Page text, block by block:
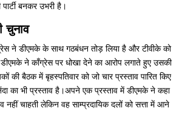
बनकर उभरी है।
चुनाव
ने डीएमके के साथ गठबंधन तोड़ लिया है और टीवीके को
ने काँग्रेस पर धोखा देने का आरोप लगाते हुए उसकी
की बैठक में बृहस्पतिवार को जो चार प्रस्ताव पारित किए
का भी प्रस्ताव है।अपने एक प्रस्ताव में डीएमके ने कहा
नहीं चाहती लेकिन वह साम्प्रदायिक दलों को सत्ता में आने